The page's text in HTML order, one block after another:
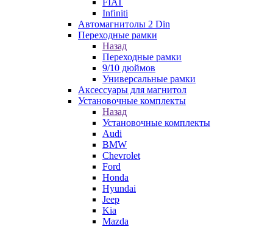
FIAT
Infiniti
Автомагнитолы 2 Din
Переходные рамки
Назад
Переходные рамки
9/10 дюймов
Универсальные рамки
Аксессуары для магнитол
Установочные комплекты
Назад
Установочные комплекты
Audi
BMW
Chevrolet
Ford
Honda
Hyundai
Jeep
Kia
Mazda